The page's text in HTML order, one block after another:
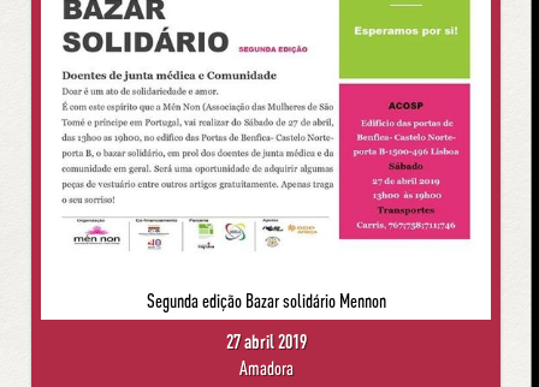
Segunda edição Bazar solidário Mennon
27 abril 2019
Amadora